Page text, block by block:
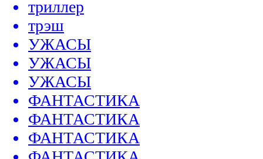
триллер
трэш
УЖАСЫ
УЖАСЫ
УЖАСЫ
ФАНТАСТИКА
ФАНТАСТИКА
ФАНТАСТИКА